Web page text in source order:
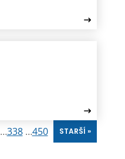
…338 …450 STARŠÍ »